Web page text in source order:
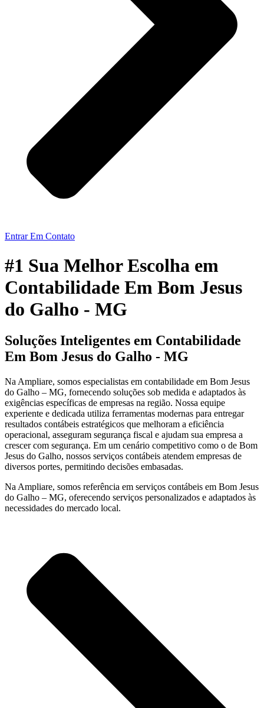
Entrar Em Contato
#1 Sua Melhor Escolha em
Contabilidade Em Bom Jesus
do Galho - MG
Soluções Inteligentes em Contabilidade
Em Bom Jesus do Galho - MG
Na Ampliare, somos especialistas em contabilidade em Bom Jesus
do Galho – MG, fornecendo soluções sob medida e adaptados às
exigências específicas de empresas na região. Nossa equipe
experiente e dedicada utiliza ferramentas modernas para entregar
resultados contábeis estratégicos que melhoram a eficiência
operacional, asseguram segurança fiscal e ajudam sua empresa a
crescer com segurança. Em um cenário competitivo como o de Bom
Jesus do Galho, nossos serviços contábeis atendem empresas de
diversos portes, permitindo decisões embasadas.
Na Ampliare, somos referência em serviços contábeis em Bom Jesus
do Galho – MG, oferecendo serviços personalizados e adaptados às
necessidades do mercado local.